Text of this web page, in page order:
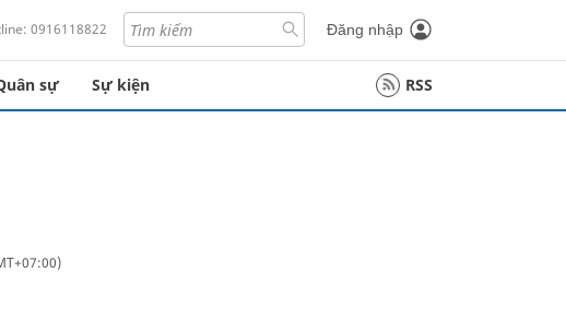
0916118822 Đăng nhập
sự Sự kiện RSS